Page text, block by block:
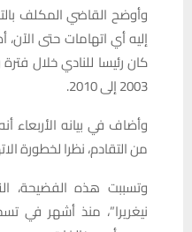
وأوضح القاضي المكلف
إليه أي اتهامات حتى
كان رئيسا للنادي خلال
2003 إلى 2010.
وأضاف في بيانه الأربعاء
من التقادم، نظرا لخطورة
وتسببت هذه الفضيحة،
نيغريرا”، منذ أشهر في